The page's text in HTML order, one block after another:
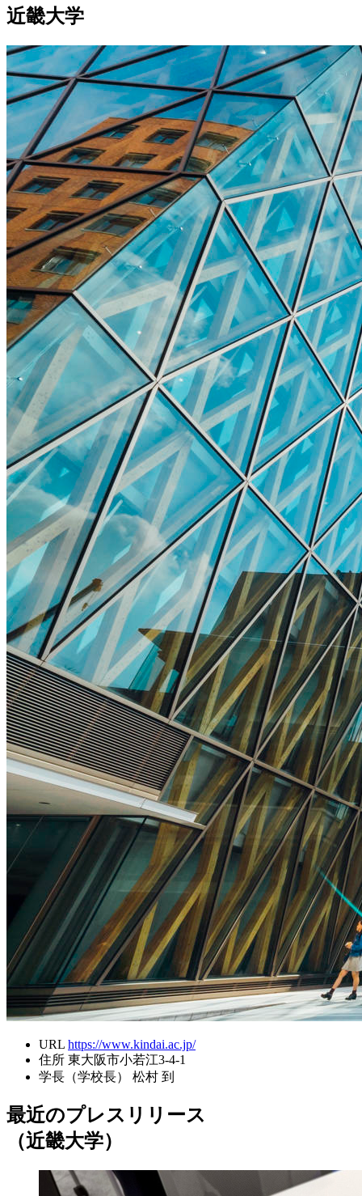
近畿大学
URL https://www.kindai.ac.jp/
住所 東大阪市小若江3-4-1
学長（学校長）
松村 到
最近のプレスリリース
（近畿大学）